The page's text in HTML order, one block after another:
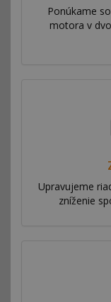
Ponúkame
motora v
Upravujeme
zníženie